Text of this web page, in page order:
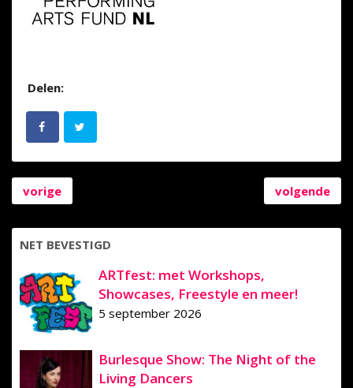
Delen:
vorige volgende
NET BEVESTIGD
ARTfest: met Workshops,
Showcases, Freestyle en meer!
5 september 2026
Burlesque Show: The Night of the
Living Dancers